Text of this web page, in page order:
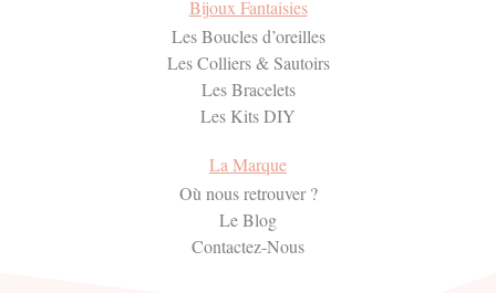
Bijoux Fantaisies
Les Boucles d’oreilles
Les Colliers & Sautoirs
Les Bracelets
Les Kits DIY
La Marque
Où nous retrouver ?
Le Blog
Contactez-Nous